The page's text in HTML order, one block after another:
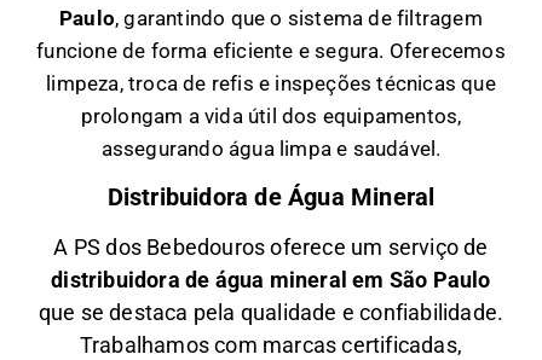
Paulo, garantindo que o sistema de filtragem
funcione de forma eficiente e segura. Oferecemos
limpeza, troca de refis e inspeções técnicas que
prolongam a vida útil dos equipamentos,
assegurando água limpa e saudável.
Distribuidora de Água Mineral
A PS dos Bebedouros oferece um serviço de
distribuidora de água mineral em São Paulo
que se destaca pela qualidade e confiabilidade.
Trabalhamos com marcas certificadas,